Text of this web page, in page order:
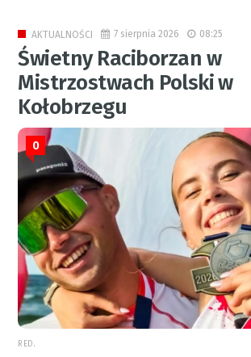
AKTUALNOŚCI 7 sierpnia 2026 08:25
Świetny Raciborzan w
Mistrzostwach Polski w
Kołobrzegu
0
RED.